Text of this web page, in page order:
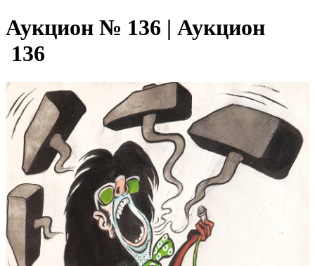
Аукцион № 136 | Аукцион
136